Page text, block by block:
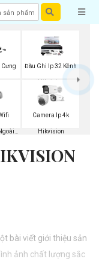
Cưng Đầu Ghi Ip 32 Kênh
Hikvision
Camera Ip 4k
Hikvision
bài viết giới thiệu sản
ảnh chất lượng sắc